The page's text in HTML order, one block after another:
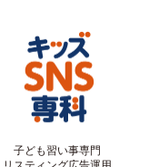
子ども習い事専門
リスティング広告運用